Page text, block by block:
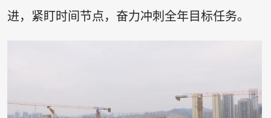
进，紧盯时间节点，奋力冲刺全年目标任务。